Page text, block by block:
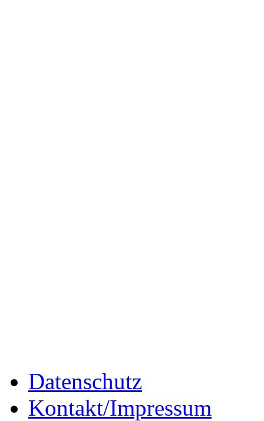
Datenschutz
Kontakt/Impressum